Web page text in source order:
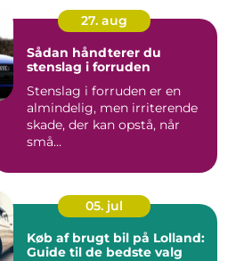
27. aug
Sådan håndterer du
stenslag i forruden
Stenslag i forruden er en
almindelig, men irriterende
skade, der kan opstå, når
små...
05. jul
Køb af brugt bil på Lolland:
Guide til de bedste valg